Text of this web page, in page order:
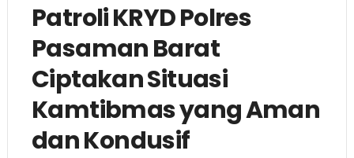
Patroli KRYD Polres
Pasaman Barat
Ciptakan Situasi
Kamtibmas yang Aman
dan Kondusif